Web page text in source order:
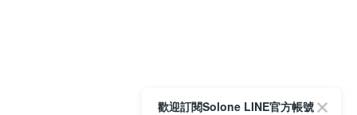
歡迎訂閱Solone LINE官方帳號